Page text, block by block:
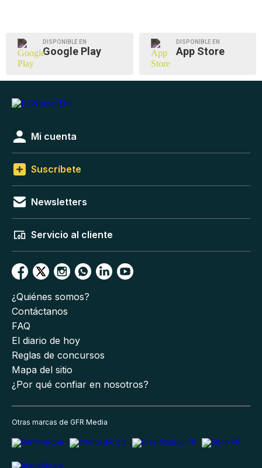
DISPONIBLE EN
Google Play
DISPONIBLE EN
App Store
Mi cuenta
Suscríbete
Newsletters
Servicio al cliente
¿Quiénes somos?
Contáctanos
FAQ
El diario de hoy
Reglas de concursos
Mapa del sitio
¿Por qué confiar en nosotros?
Otras marcas de GFR Media